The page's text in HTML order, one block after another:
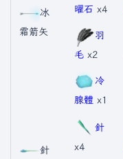
冰
霜箭矢
曜石 x4
羽
毛 x2
冷
腺體 x1
針
針
x4